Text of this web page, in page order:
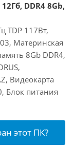
DDR4 8Gb,
TDP 117Вт,
Материнская
8Gb DDR4,
Видеокарта
Блок питания
этот ПК?